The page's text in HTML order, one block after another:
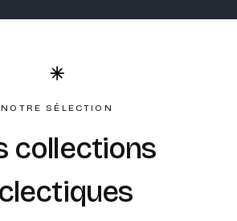
NOTRE SÉLECTION
collections